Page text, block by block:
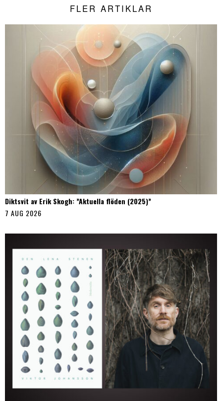
FLER ARTIKLAR
Diktsvit av Erik Skogh: ”Aktuella flöden (2025)”
7 AUG 2026